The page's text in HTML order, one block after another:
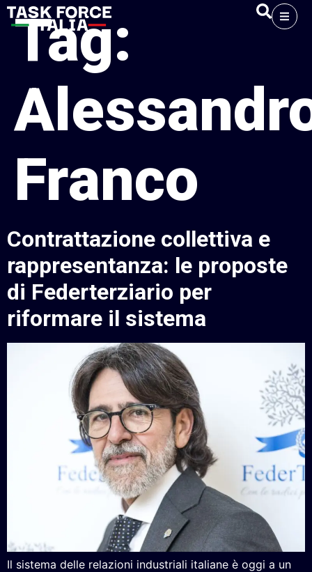
Tag:
Franco
Contrattazione collettiva e
rappresentanza: le proposte
di Federterziario per
riformare il sistema
Il sistema delle relazioni industriali italiane è oggi a un